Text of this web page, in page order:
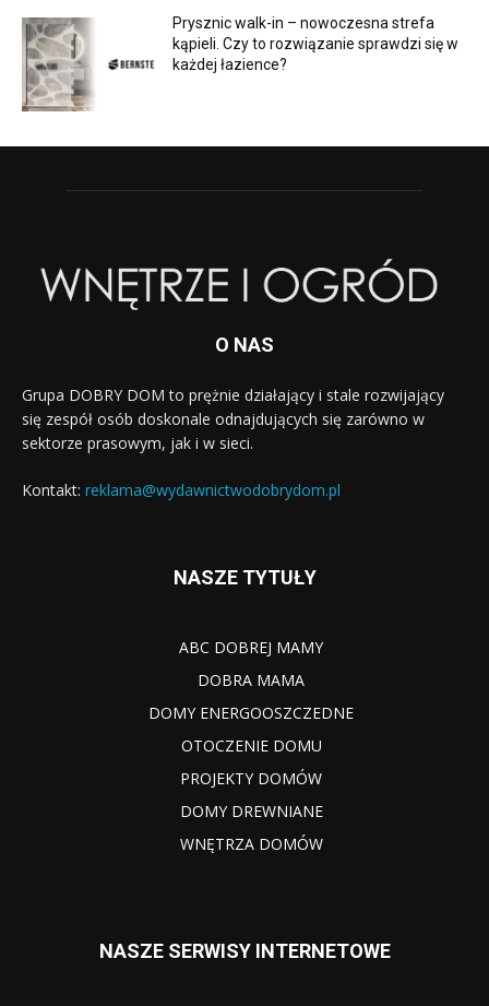
Prysznic walk-in – nowoczesna strefa
kąpieli. Czy to rozwiązanie sprawdzi się w
każdej łazience?
O NAS
Grupa DOBRY DOM to prężnie działający i stale rozwijający
się zespół osób doskonale odnajdujących się zarówno w
sektorze prasowym, jak i w sieci.
Kontakt: reklama@wydawnictwodobrydom.pl
NASZE TYTUŁY
ABC DOBREJ MAMY
DOBRA MAMA
DOMY ENERGOOSZCZEDNE
OTOCZENIE DOMU
PROJEKTY DOMÓW
DOMY DREWNIANE
WNĘTRZA DOMÓW
NASZE SERWISY INTERNETOWE